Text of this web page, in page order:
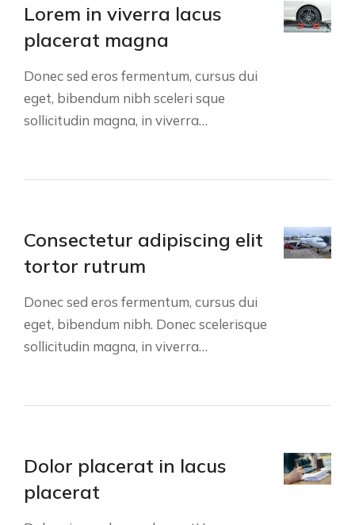
Lorem in viverra lacus
placerat magna
Donec sed eros fermentum, cursus dui
eget, bibendum nibh sceleri sque
sollicitudin magna, in viverra…
Consectetur adipiscing elit
tortor rutrum
Donec sed eros fermentum, cursus dui
eget, bibendum nibh. Donec scelerisque
sollicitudin magna, in viverra…
Dolor placerat in lacus
placerat